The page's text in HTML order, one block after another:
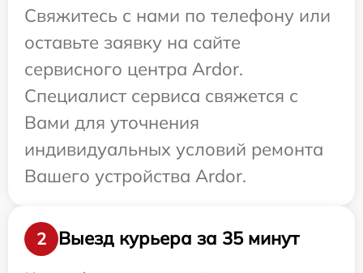
Свяжитесь с нами по телефону или
оставьте заявку на сайте
сервисного центра Ardor.
Специалист сервиса свяжется с
Вами для уточнения
индивидуальных условий ремонта
Вашего устройства Ardor.
2
Выезд курьера за 35 минут